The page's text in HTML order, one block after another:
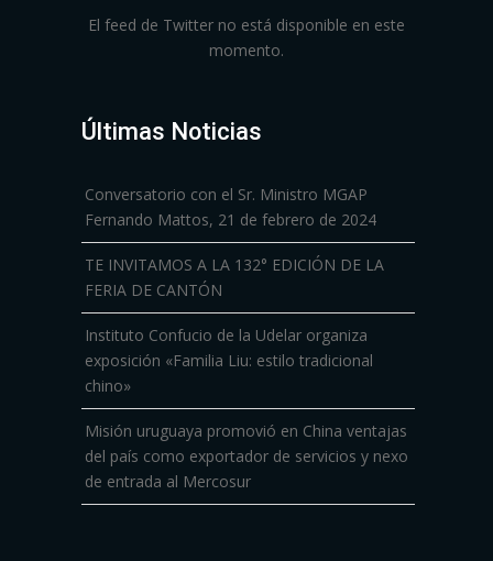
El feed de Twitter no está disponible en este
momento.
Últimas Noticias
Conversatorio con el Sr. Ministro MGAP
Fernando Mattos, 21 de febrero de 2024
TE INVITAMOS A LA 132° EDICIÓN DE LA
FERIA DE CANTÓN
Instituto Confucio de la Udelar organiza
exposición «Familia Liu: estilo tradicional
chino»
Misión uruguaya promovió en China ventajas
del país como exportador de servicios y nexo
de entrada al Mercosur